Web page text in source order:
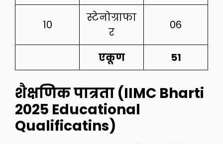
10
स्टेनोग्राफा
र
06
एकूण 51
शैक्षणिक पात्रता (IIMC Bharti
2025 Educational
Qualificatins)